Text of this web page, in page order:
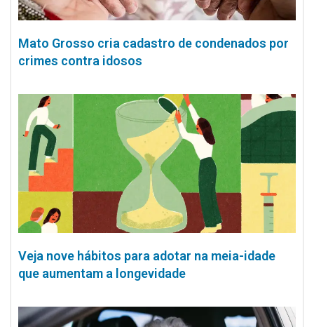
Mato Grosso cria cadastro de condenados por
crimes contra idosos
Veja nove hábitos para adotar na meia-idade
que aumentam a longevidade